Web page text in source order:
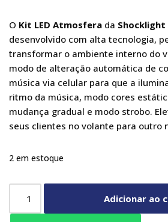
O Kit LED Atmosfera da Shocklight
desenvolvido com alta tecnologia,
transformar o ambiente interno do
modo de alteração automática de
música via celular para que a
ritmo da música, modo cores
mudança gradual e modo strobo.
seus clientes no volante para outro
2 em estoque
Adicionar ao